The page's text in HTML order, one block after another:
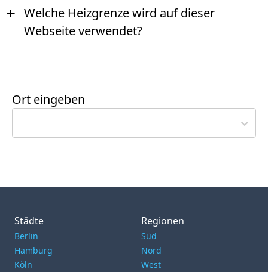
+ Welche Heizgrenze wird auf dieser
Webseite verwendet?
Ort eingeben
Städte
Berlin
Hamburg
Köln
Regionen
Süd
Nord
West